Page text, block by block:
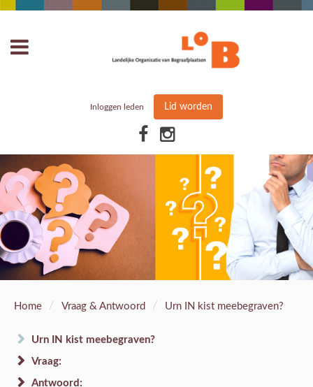
Inloggen leden Lid worden
Home / Vraag & Antwoord / Urn IN kist meebegraven?
Urn IN kist meebegraven?
Vraag:
Antwoord: